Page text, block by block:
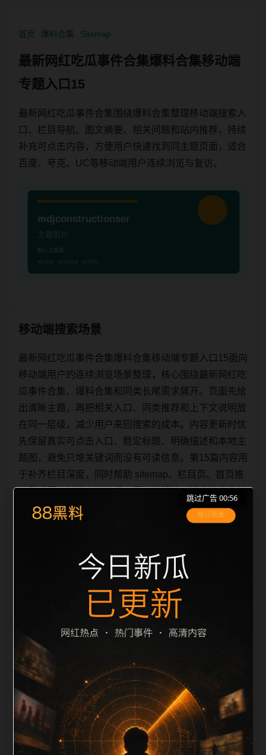
首页 爆料合集 Sitemap
最新网红吃瓜事件合集爆料合集移动端
专题入口15
最新网红吃瓜事件合集围绕爆料合集整理移动端搜索入
口、栏目导航、图文摘要、相关问题和站内推荐，持续
补充可点击内容，方便用户快速找到同主题页面，适合
百度、夸克、UC等移动端用户连续浏览与复访。
移动端搜索场景
最新网红吃瓜事件合集爆料合集移动端专题入口15面向
移动端用户的连续浏览场景整理，核心围绕最新网红吃
瓜事件合集、爆料合集和同类长尾需求展开。页面先给
出清晰主题，再把相关入口、同类推荐和上下文说明放
在同一层级，减少用户来回搜索的成本。内容更新时优
先保留真实可点击入口、稳定标题、明确描述和本地主
题图，避免只堆关键词而没有可读信息。第15篇内容用
于补齐栏目深度，同时帮助 sitemap、栏目页、首页推
荐形成更自然的内链关系。图片说明统一绑定站点主关
键词、栏目词和文章标题，让搜索引擎能够从标题、正
之间识别一致主题。后续每日采集时，建议继续执行远
程图片本地化、坏图默认图兜底、标题去重和
description 长度过滤。如果同一主题下有多个相近页
面，应通过不同角度补充事件背景、访问场景、相关问
题或专题入口，降低站群页面之间的重复感。页面底部
保留同类推荐、上一篇下一篇和 sitemap 入口，保证重
要页面点击深度尽量控制在三次以内。正文维护时可按
用户搜索路径补充三类信息：入口是否稳定、同栏目还
有哪些可继续阅读、移动端打开时图片和摘要是否一
跳过广告 00:56